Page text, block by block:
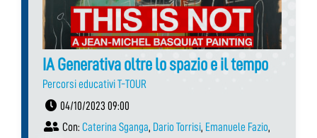
IA Generativa oltre lo spazio e il tempo
Percorsi educativi T-TOUR
04/10/2023 09:00
Con: Caterina Sganga, Dario Torrisi, Emanuele Fazio,